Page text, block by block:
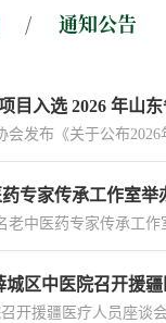
通知公告
目入选 2026 年山
发布《关于公布
专家传承工作室举
中医药专家传承工
区中医院召开援疆
开援疆医疗人员座